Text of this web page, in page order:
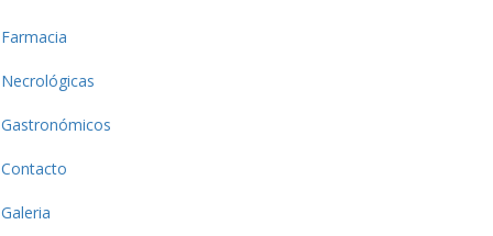
Farmacia
Necrológicas
Gastronómicos
Contacto
Galeria